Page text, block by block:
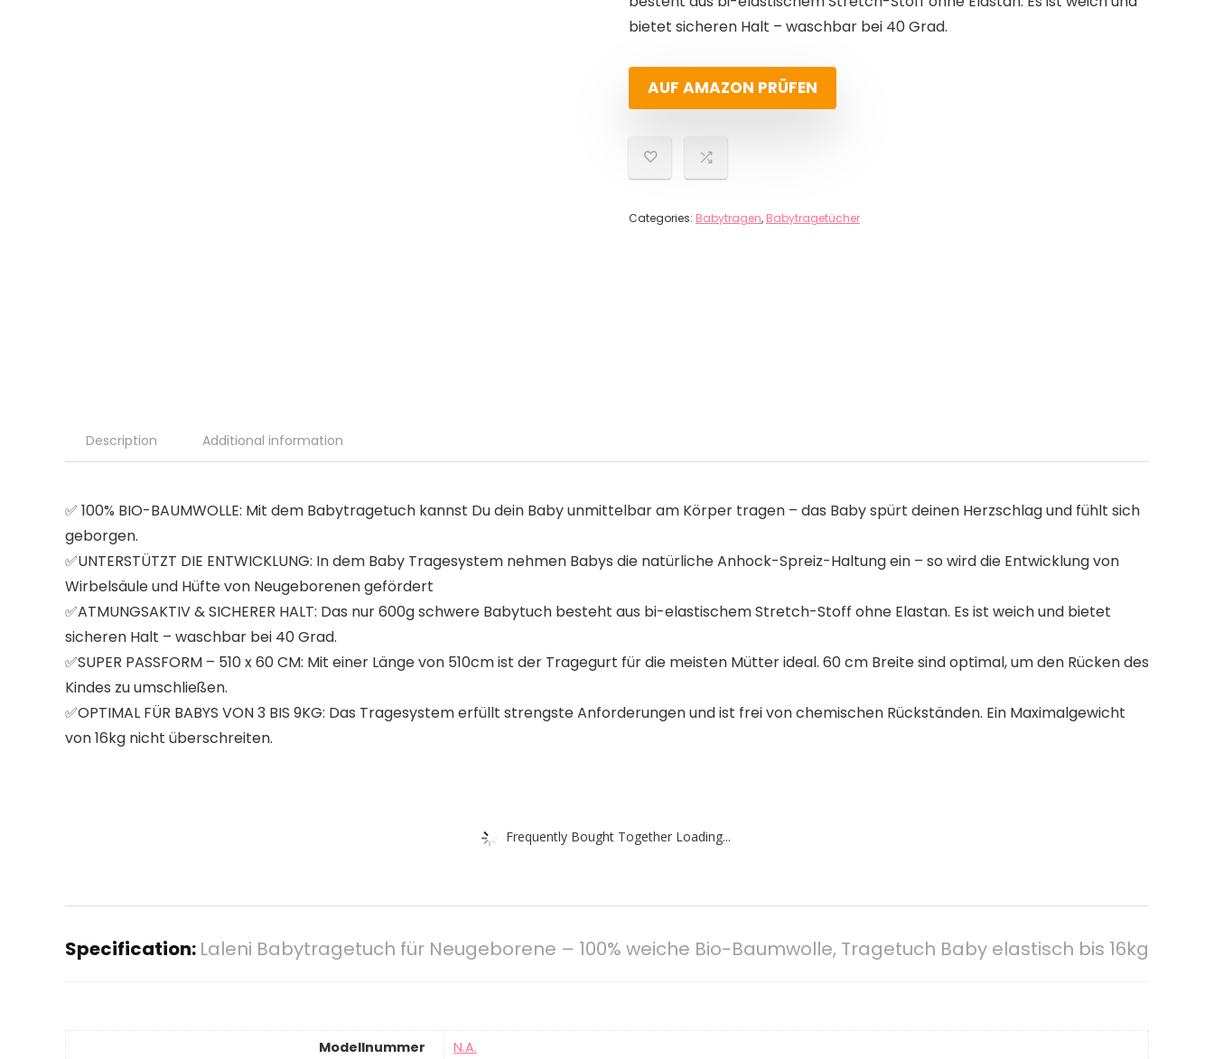
bietet sicheren Halt – waschbar bei 40 Grad.
AUF AMAZON PRÜFEN
Categories: Babytragen, Babytragetücher
Description Additional information
✅ 100% BIO-BAUMWOLLE: Mit dem Babytragetuch kannst Du dein Baby unmittelbar am Körper tragen – das Baby spürt deinen Herzschlag und fühlt sich
geborgen.
✅UNTERSTÜTZT DIE ENTWICKLUNG: In dem Baby Tragesystem nehmen Babys die natürliche Anhock-Spreiz-Haltung ein – so wird die Entwicklung von
Wirbelsäule und Hüfte von Neugeborenen gefördert
✅ATMUNGSAKTIV & SICHERER HALT: Das nur 600g schwere Babytuch besteht aus bi-elastischem Stretch-Stoff ohne Elastan. Es ist weich und bietet
sicheren Halt – waschbar bei 40 Grad.
✅SUPER PASSFORM – 510 x 60 CM: Mit einer Länge von 510cm ist der Tragegurt für die meisten Mütter ideal. 60 cm Breite sind optimal, um den Rücken des
Kindes zu umschließen.
✅OPTIMAL FÜR BABYS VON 3 BIS 9KG: Das Tragesystem erfüllt strengste Anforderungen und ist frei von chemischen Rückständen. Ein Maximalgewicht
von 16kg nicht überschreiten.
Frequently Bought Together Loading...
Specification: Laleni Babytragetuch für Neugeborene – 100% weiche Bio-Baumwolle, Tragetuch Baby elastisch bis 16kg
Modellnummer
‎N.A.